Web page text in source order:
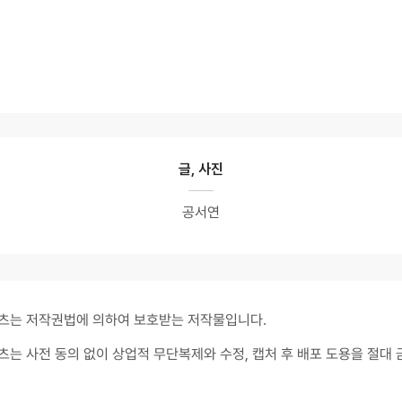
글, 사진
공서연
는 저작권법에 의하여 보호받는 저작물입니다.
는 사전 동의 없이 상업적 무단복제와 수정, 캡처 후 배포 도용을 절대